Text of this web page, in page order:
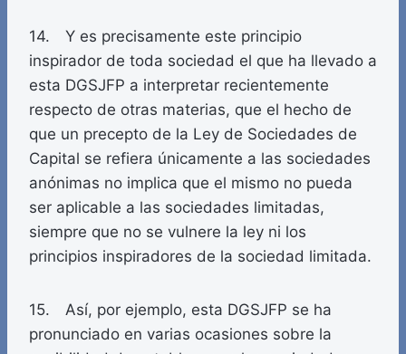
14. Y es precisamente este principio
inspirador de toda sociedad el que ha llevado a
esta DGSJFP a interpretar recientemente
respecto de otras materias, que el hecho de
que un precepto de la Ley de Sociedades de
Capital se refiera únicamente a las sociedades
anónimas no implica que el mismo no pueda
ser aplicable a las sociedades limitadas,
siempre que no se vulnere la ley ni los
principios inspiradores de la sociedad limitada.
15. Así, por ejemplo, esta DGSJFP se ha
pronunciado en varias ocasiones sobre la